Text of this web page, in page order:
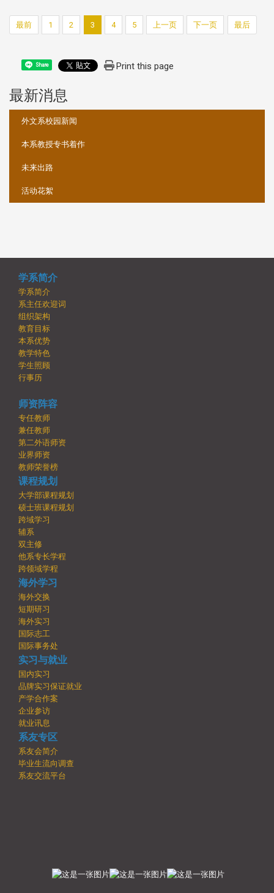
最前 1 2 3 4 5 上一页 下一页 最后
Share Print this page
最新消息
外文系校园新闻
本系教授专书着作
未来出路
活动花絮
学系简介
学系简介
系主任欢迎词
组织架构
教育目标
本系优势
教学特色
学生照顾
行事历
师资阵容
专任教师
兼任教师
第二外语师资
业界师资
教师荣誉榜
课程规划
大学部课程规划
硕士班课程规划
跨域学习
辅系
双主修
他系专长学程
跨领域学程
海外学习
海外交换
短期研习
海外实习
国际志工
国际事务处
实习与就业
国内实习
品牌实习保证就业
产学合作案
企业参访
就业讯息
系友专区
系友会简介
毕业生流向调查
系友交流平台